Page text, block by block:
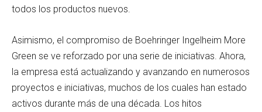
todos los productos nuevos.
Asimismo, el compromiso de Boehringer Ingelheim More
Green se ve reforzado por una serie de iniciativas. Ahora,
la empresa está actualizando y avanzando en numerosos
proyectos e iniciativas, muchos de los cuales han estado
activos durante más de una década. Los hitos